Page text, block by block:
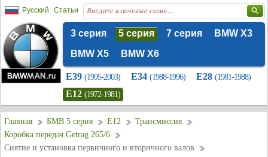
Русский Статьи
3 серия 5 серия 7 серия
BMW X3
BMW X5
BMW X6
E39 (1995-2003) E34 (1988-1996) E28 (1981-1988)
E12 (1972-1981)
Главная БМВ 5 серия E12
Трансмиссия
Коробка передач Getrag 265/6
Снятие и установка первичного и вторичного валов